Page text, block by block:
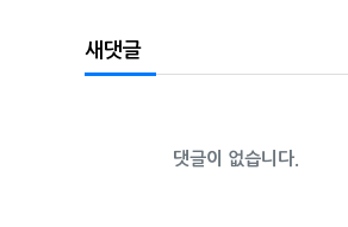
새댓글
댓글이 없습니다.